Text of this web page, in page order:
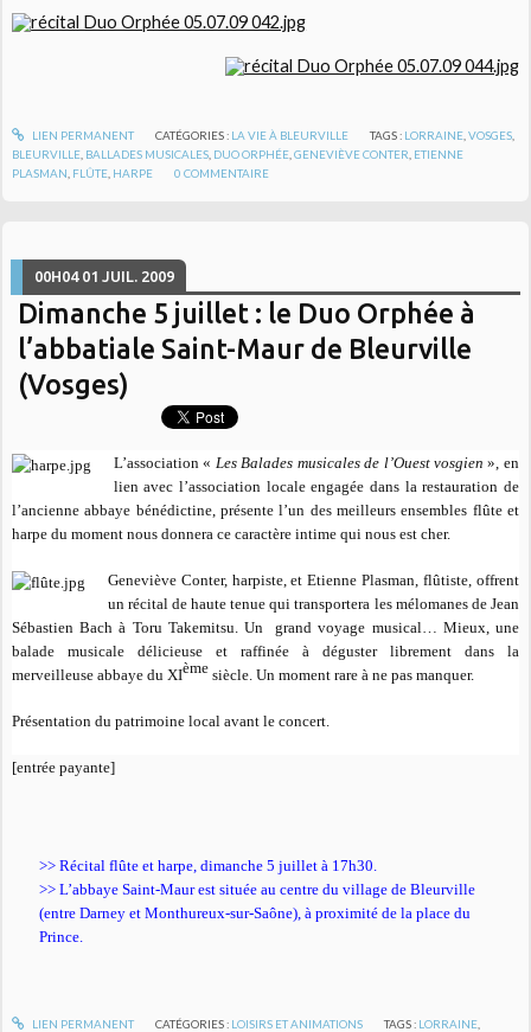
LIEN PERMANENT CATÉGORIES : LA VIE À BLEURVILLE TAGS : LORRAINE ,VOSGES
BLEURVILLE BALLADES MUSICALES DUO ORPHÉE ,GENEVIÈVE CONTER ETIENNE
PLASMAN FLÛTE HARPE 0 COMMENTAIRE
00H04 01 JUIL. 2009
Dimanche 5 juillet : le Duo Orphée à
l’abbatiale Saint-Maur de Bleurville
(Vosges)
L’association « Les Balades musicales de l’Ouest vosgien », en
lien avec l’association locale engagée dans la restauration de
l’ancienne abbaye bénédictine, présente l’un des meilleurs ensembles flûte et
harpe du moment nous donnera ce caractère intime qui nous est cher.
Geneviève Conter, harpiste, et Etienne Plasman, flûtiste, offrent
un récital de haute tenue qui transportera les mélomanes de Jean
Sébastien Bach à Toru Takemitsu. Un grand voyage musical… Mieux, une
balade musicale délicieuse et raffinée à déguster librement dans la
merveilleuse abbaye du XIème siècle. Un moment rare à ne pas manquer.
Présentation du patrimoine local avant le concert.
[entrée payante]
>> Récital flûte et harpe, dimanche 5 juillet à 17h30.
>> L’abbaye Saint-Maur est située au centre du village de Bleurville
(entre Darney et Monthureux-sur-Saône), à proximité de la place du
Prince.
LIEN PERMANENT CATÉGORIES : LOISIRS ET ANIMATIONS TAGS : LORRAINE